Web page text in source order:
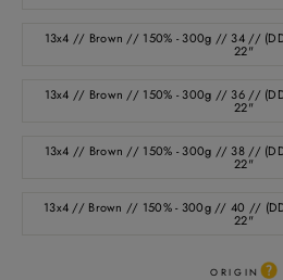
13x4 // Brown // 150% - 300g // 34 //
22"
13x4 // Brown // 150% - 300g // 36 //
22"
13x4 // Brown // 150% - 300g // 38 //
22"
13x4 // Brown // 150% - 300g // 40 //
22"
ORIGIN